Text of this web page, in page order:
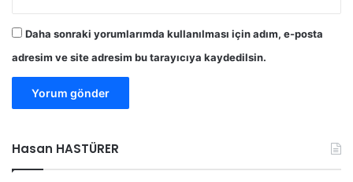
r
o
t
e
t
d
i
Daha sonraki yorumlarımda kullanılması için adım, e-posta
adresim ve site adresim bu tarayıcıya kaydedilsin.
Hasan HASTÜRER